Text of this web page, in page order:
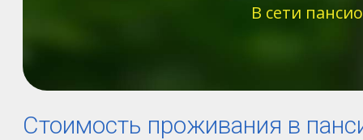
В сети
Стоимость проживания в